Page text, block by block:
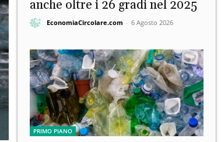
anche oltre i 26 gradi nel 2025
EconomiaCircolare.com - 6 Agosto 2026
PRIMO PIANO